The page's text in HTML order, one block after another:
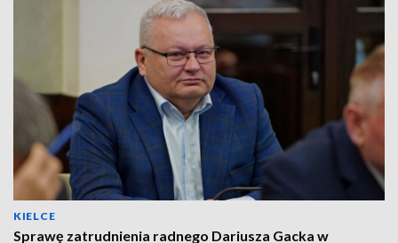
KIELCE
Sprawę zatrudnienia radnego Dariusza Gacka w